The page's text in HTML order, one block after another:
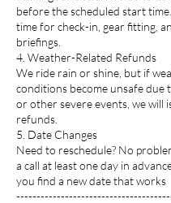
before the scheduled start
time for check-in, gear fitting,
briefings.
4. Weather-Related Refunds
We ride rain or shine, but if
conditions become unsafe due
or other severe events, we will
refunds.
5. Date Changes
Need to reschedule? No
a call at least one day in
you find a new date that works